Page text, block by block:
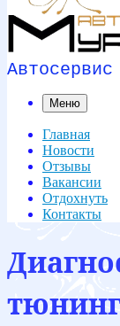
Меню
Главная
Новости
Отзывы
Вакансии
Отдохнуть
Контакты